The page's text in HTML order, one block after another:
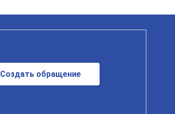
Создать обращение